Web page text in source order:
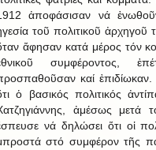
ἀποφάσισαν νά
τοῦ πολιτικοῦ
ἄφησαν κατά μέρος τόν
συμφέροντος,
καί ἐπιδίωκαν.
ὁ βασικός πολιτικός
ἀμέσως μετά
νά δηλώσει ὅτι οἱ
στό συμφέρον τῆς